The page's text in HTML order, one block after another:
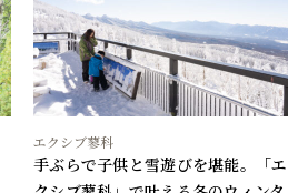
エクシブ蓼科
手ぶらで子供と雪遊びを堪能。「エ